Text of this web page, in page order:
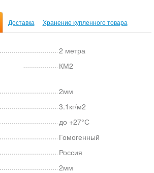
Доставка Хранение купленного товара
2 метра
КМ2
2мм
3.1кг/м2
до +27°С
Гомогенный
Россия
2мм